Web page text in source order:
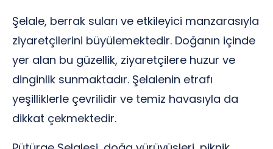
Şelale, berrak suları ve etkileyici manzarasıyla
ziyaretçilerini büyülemektedir. Doğanın içinde
yer alan bu güzellik, ziyaretçilere huzur ve
dinginlik sunmaktadır. Şelalenin etrafı
yeşilliklerle çevrilidir ve temiz havasıyla da
dikkat çekmektedir.